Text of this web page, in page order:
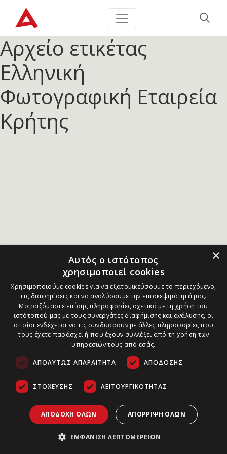
Αρχείο ετικέτας
Ελληνική
Φωτογραφική Εταιρεία
Κρήτης
×
Αυτός ο ιστότοπος
χρησιμοποιεί cookies
Χρησιμοποιούμε cookies για να εξατομικεύσουμε το περιεχόμενο,
τις διαφημίσεις και να αναλύσουμε την επισκεψιμότητά μας.
Μοιραζόμαστε επίσης πληροφορίες σχετικά με τη χρήση του
ιστότοπού μας με τους συνεργάτες διαφήμισης και ανάλυσης, οι
οποίοι ενδέχεται να τις συνδυάσουν με άλλες πληροφορίες που
τους έχετε παράσχει ή που έχουν συλλέξει από τη χρήση των
υπηρεσιών τους από εσάς.
ΑΠΟΛΎΤΩΣ ΑΠΑΡΑΊΤΗΤΑ ΑΠΌΔΟΣΗΣ
ΣΤΌΧΕΥΣΗΣ ΛΕΙΤΟΥΡΓΙΚΌΤΗΤΑΣ
ΑΠΟΔΟΧΉ ΌΛΩΝ ΑΠΌΡΡΙΨΗ ΌΛΩΝ
ΕΜΦΆΝΙΣΗ ΛΕΠΤΟΜΕΡΕΙΏΝ